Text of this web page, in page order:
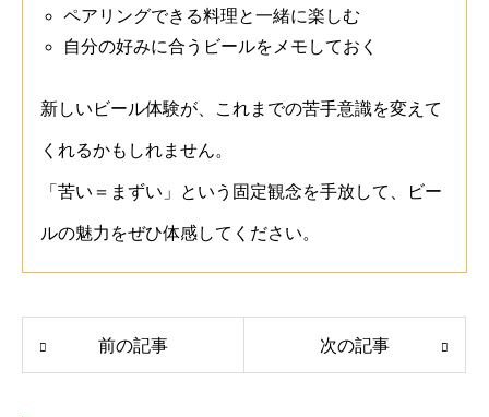
ペアリングできる料理と一緒に楽しむ
自分の好みに合うビールをメモしておく
新しいビール体験が、これまでの苦手意識を変えて
くれるかもしれません。
「苦い＝まずい」という固定観念を手放して、ビー
ルの魅力をぜひ体感してください。
前の記事 次の記事